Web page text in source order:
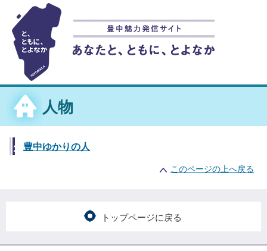
人物
豊中ゆかりの人
このページの上へ戻る
トップページに戻る